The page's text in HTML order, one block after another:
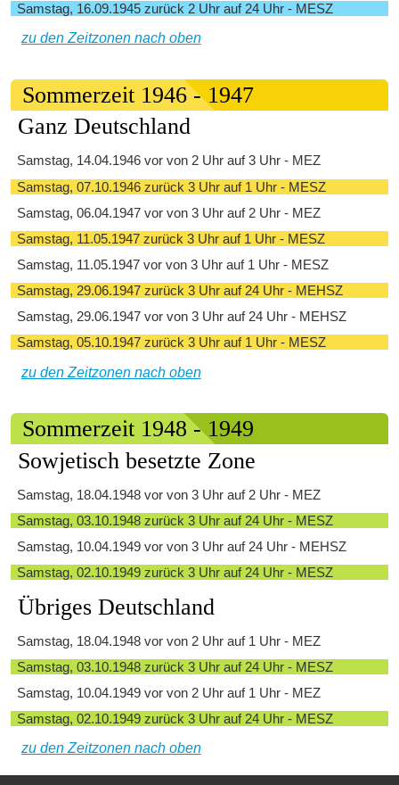
Samstag, 16.09.1945 zurück 2 Uhr auf 24 Uhr - MESZ
zu den Zeitzonen nach oben
Sommerzeit 1946 - 1947
Ganz Deutschland
Samstag, 14.04.1946 vor von 2 Uhr auf 3 Uhr - MEZ
Samstag, 07.10.1946 zurück 3 Uhr auf 1 Uhr - MESZ
Samstag, 06.04.1947 vor von 3 Uhr auf 2 Uhr - MEZ
Samstag, 11.05.1947 zurück 3 Uhr auf 1 Uhr - MESZ
Samstag, 11.05.1947 vor von 3 Uhr auf 1 Uhr - MESZ
Samstag, 29.06.1947 zurück 3 Uhr auf 24 Uhr - MEHSZ
Samstag, 29.06.1947 vor von 3 Uhr auf 24 Uhr - MEHSZ
Samstag, 05.10.1947 zurück 3 Uhr auf 1 Uhr - MESZ
zu den Zeitzonen nach oben
Sommerzeit 1948 - 1949
Sowjetisch besetzte Zone
Samstag, 18.04.1948 vor von 3 Uhr auf 2 Uhr - MEZ
Samstag, 03.10.1948 zurück 3 Uhr auf 24 Uhr - MESZ
Samstag, 10.04.1949 vor von 3 Uhr auf 24 Uhr - MEHSZ
Samstag, 02.10.1949 zurück 3 Uhr auf 24 Uhr - MESZ
Übriges Deutschland
Samstag, 18.04.1948 vor von 2 Uhr auf 1 Uhr - MEZ
Samstag, 03.10.1948 zurück 3 Uhr auf 24 Uhr - MESZ
Samstag, 10.04.1949 vor von 2 Uhr auf 1 Uhr - MEZ
Samstag, 02.10.1949 zurück 3 Uhr auf 24 Uhr - MESZ
zu den Zeitzonen nach oben